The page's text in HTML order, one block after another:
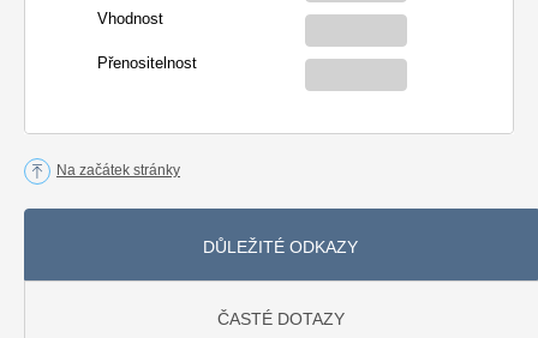
Vhodnost
Přenositelnost
Na začátek stránky
DŮLEŽITÉ ODKAZY
ČASTÉ DOTAZY